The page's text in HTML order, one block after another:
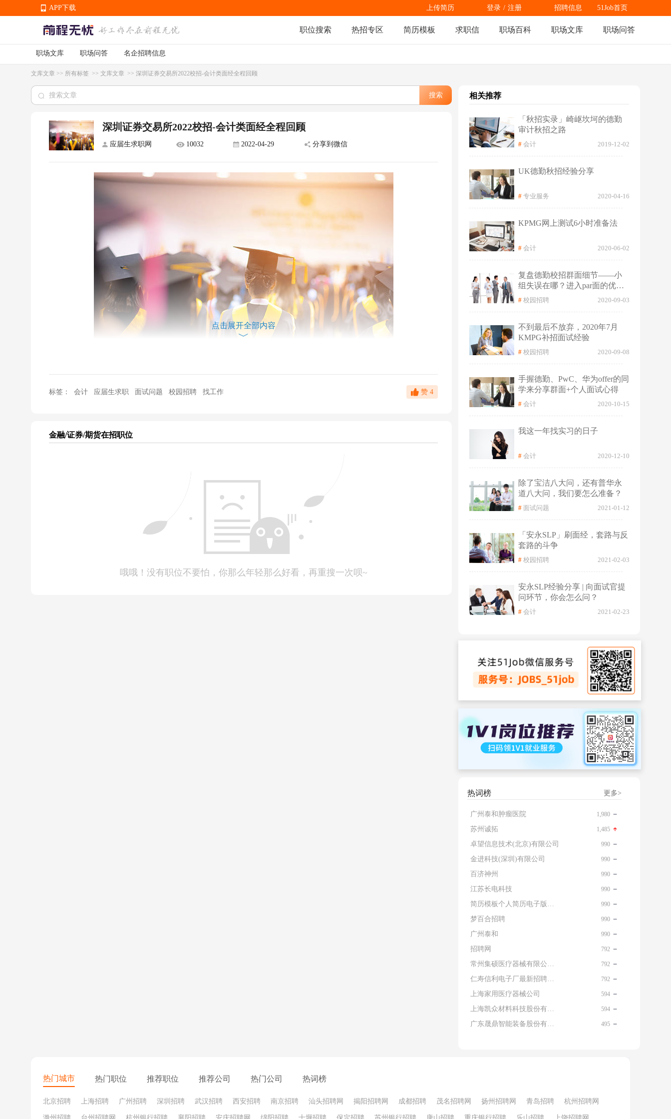
APP下载
APP下载
招聘信息 51Job首页
登录 / 注册
上传简历
职位搜索 热招专区 简历模板 求职信 职场百科 职场文库 职场问答
职场文库 职场问答 名企招聘信息
文库文章 >> 所有标签 >> 文库文章 >> 深圳证券交易所2022校招-会计类面经全程回顾
搜索
深圳证券交易所2022校招-会计类面经全程回顾
应届生求职网 10032 2022-04-29 分享到微信
在准备笔试面试时，就发现深交所相关的面经好少，想着自己面试结束之后就来发个面经，供后面的学弟学妹们参考！也
笔试分成了两场来考，一个下午结束，但是中间给了几十分钟休息。
具体内容已经记得不是很清了，就记得有行测（难度还好）、申论（关于深圳改革开放的）、专业知识（有会计、审
计），关于专业知识，我记得大题考到了债务重组、长投，还有一些概念性的简述题。
我研究生阶段是不是没有好好在学校学习，因为实习这么久
点击展开全部内容
标签： 会计 应届生求职 面试问题 校园招聘 找工作 赞 4
金融/证券/期货在招职位
哦哦！没有职位不要怕，你那么年轻那么好看，再重搜一次呗~
相关推荐
「秋招实录」崎岖坎坷的德勤
审计秋招之路
# 会计 2019-12-02
UK德勤秋招经验分享
# 专业服务 2020-04-16
KPMG网上测试6小时准备法
# 会计 2020-06-02
复盘德勤校招群面细节——小
组失误在哪？进入par面的优势
是什么？
# 校园招聘 2020-09-03
不到最后不放弃，2020年7月
KMPG补招面试经验
# 校园招聘 2020-09-08
手握德勤、PwC、华为offer的同
学来分享群面+个人面试心得
# 会计 2020-10-15
我这一年找实习的日子
# 会计 2020-12-10
除了宝洁八大问，还有普华永
道八大问，我们要怎么准备？
# 面试问题 2021-01-12
「安永SLP」刷面经，套路与反
套路的斗争
# 校园招聘 2021-02-03
安永SLP经验分享 | 向面试官提
问环节，你会怎么问？
# 会计 2021-02-23
热词榜 更多>
广州泰和肿瘤医院 1,980
苏州诚拓 1,485
卓望信息技术(北京)有限公司 990
金进科技(深圳)有限公司 990
百济神州 990
江苏长电科技 990
简历模板个人简历电子版免费 990
梦百合招聘 990
广州泰和 990
招聘网 792
常州集硕医疗器械有限公司 名片 792
仁寿信利电子厂最新招聘信息查询 792
上海家用医疗器械公司 594
上海凯众材料科技股份有限公司招聘电话 594
广东晟鼎智能装备股份有限公司 495
热门城市 热门职位 推荐职位 推荐公司 热门公司 热词榜
北京招聘 上海招聘 广州招聘 深圳招聘 武汉招聘 西安招聘 南京招聘 汕头招聘网 揭阳招聘网 成都招聘 茂名招聘网 扬州招聘网 青岛招聘 杭州招聘网